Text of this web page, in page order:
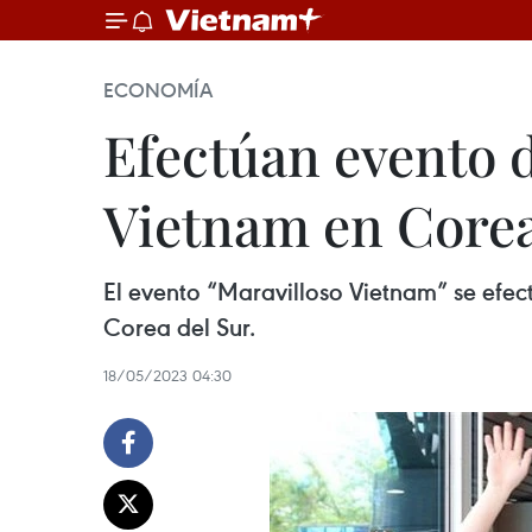
ECONOMÍA
Efectúan evento
Vietnam en
El evento “Maravilloso Vietnam” se
Corea del Sur.
18/05/2023 04:30